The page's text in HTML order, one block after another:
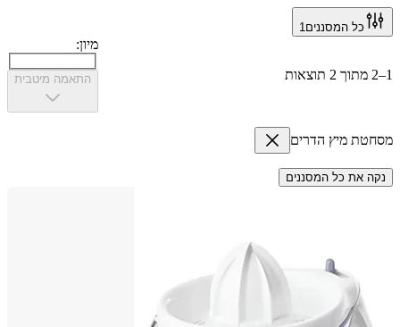
כל המסננים1
התאמה מיטבית
מיץ הדרים
את כל המסננים